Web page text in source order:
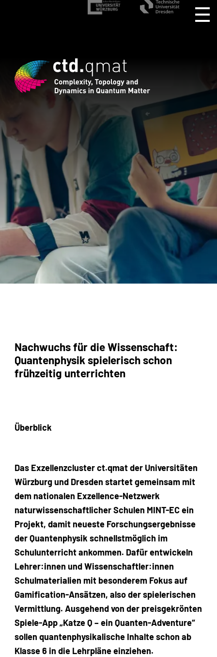
Nachwuchs für die Wissenschaft:
Quantenphysik spielerisch schon
frühzeitig unterrichten
Überblick
Das Exzellenzcluster ct.qmat der Universitäten
Würzburg und Dresden startet gemeinsam mit
dem nationalen Exzellence-Netzwerk
naturwissenschaftlicher Schulen MINT-EC ein
Projekt, damit neueste Forschungsergebnisse
der Quantenphysik schnellstmöglich im
Schulunterricht ankommen. Dafür entwickeln
Lehrer:innen und Wissenschaftler:innen
Schulmaterialien mit besonderem Fokus auf
Gamification-Ansätzen, also der spielerischen
Vermittlung. Ausgehend von der preisgekrönten
Spiele-App „Katze Q – ein Quanten-Adventure“
sollen quantenphysikalische Inhalte schon ab
Klasse 6 in die Lehrpläne einziehen.